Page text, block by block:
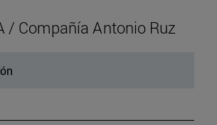
/ Compañía Antonio Ruz